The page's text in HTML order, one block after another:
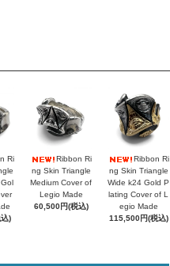
Ri
)
Ribbon Ri
ng Skin Triangle
Medium Cover of
Legio Made
60,500円(税込)
Ribbon Ri
ng Skin Triangle
Wide k24 Gold P
lating Cover of L
egio Made
115,500円(税込)